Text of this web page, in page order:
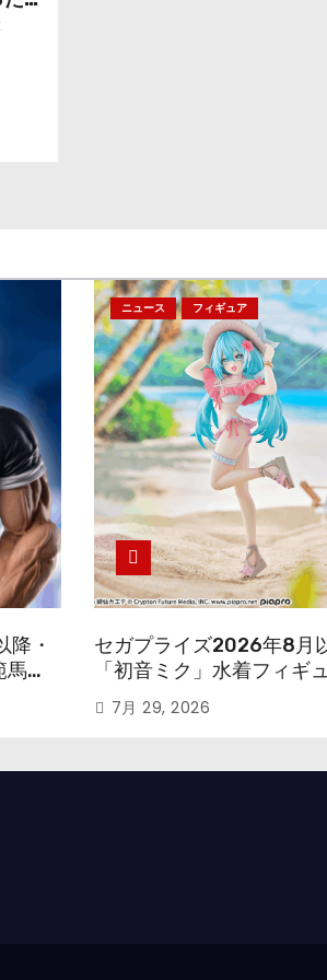
」
・
勇
ニュース フィギュア
セガプライズ2026年8月
「初音ミク」水着フィギ
色味を変えて再登場！
7月 29, 2026